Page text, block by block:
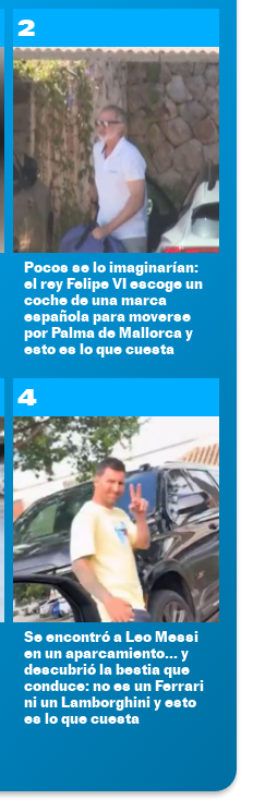
2
Pocos se lo imaginarían:
el rey Felipe VI escoge un
coche de una marca
española para moverse
por Palma de Mallorca y
esto es lo que cuesta
4
Se encontró a Leo Messi
en un aparcamiento... y
descubrió la bestia que
conduce: no es un Ferrari
ni un Lamborghini y esto
es lo que cuesta